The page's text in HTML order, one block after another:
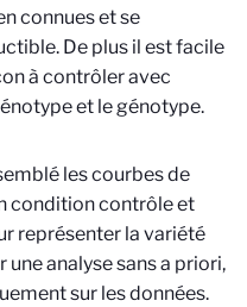
connues et se
De plus il est facile
à contrôler avec
et le génotype.
les courbes de
condition contrôle et
représenter la variété
analyse sans a priori,
sur les données.